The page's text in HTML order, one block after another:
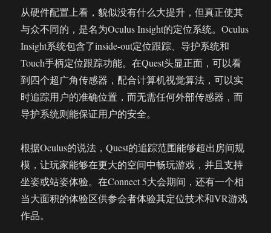
从硬件配置上看，貌似没有什么大提升，但真正使其
与众不同的，是名为Oculus Insight的定位系统。Oculus
Insight系统包含了inside-out定位跟踪、导护系统和
Touch手柄定位跟踪功能。在Quest头显正面，可以看
到四个超广角传感器，配合计算机视觉算法，可以实
时追踪用户的准确位置，而无需任何外部传感器，而
导护系统则能保证用户的安全。
根据Oculus的说法，Quest的追踪范围能够超出房间规
模，让玩家能够在更大的空间中畅玩游戏，并且支持
坐姿或站姿体验。在Connect 5大会期间，还有一个相
当大面积的体验区供参会者体验其定位技术和VR游戏
作品。